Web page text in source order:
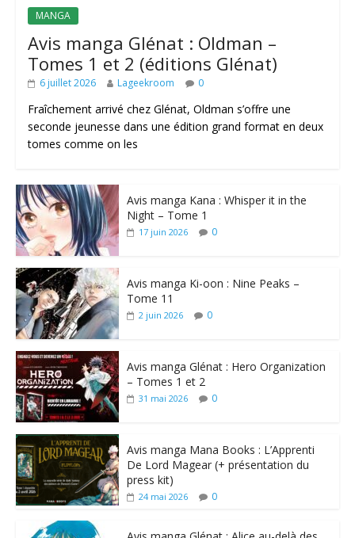
MANGA
Avis manga Glénat : Oldman –
Tomes 1 et 2 (éditions Glénat)
6 juillet 2026 Lageekroom 0
Fraîchement arrivé chez Glénat, Oldman s’offre une
seconde jeunesse dans une édition grand format en deux
tomes comme on les
Avis manga Kana : Whisper it in the
Night – Tome 1
17 juin 2026 0
Avis manga Ki-oon : Nine Peaks –
Tome 11
2 juin 2026 0
Avis manga Glénat : Hero Organization
– Tomes 1 et 2
31 mai 2026 0
Avis manga Mana Books : L’Apprenti
De Lord Magear (+ présentation du
press kit)
24 mai 2026 0